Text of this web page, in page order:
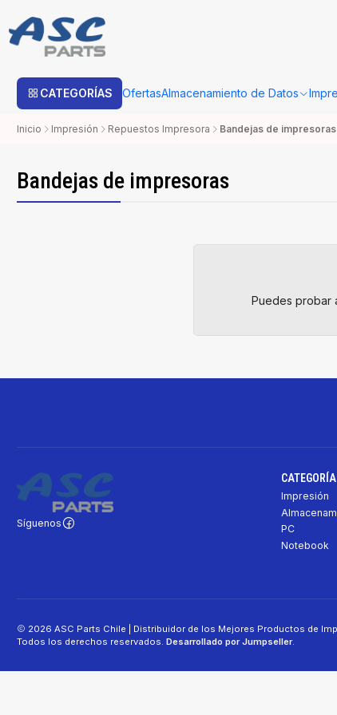
CATEGORÍAS OfertasAlmacenamiento de Datos
Estimado cliente: Una vez su compra sea
Inicio Impresión Repuestos Impresora Bandejas de impresoras
Bandejas de impresoras
Puedes probar
Síguenos
Impresión
PC
Notebook
2026 ASC Parts Chile | Distribuidor de los Mejores Productos de
Todos los derechos reservados. Desarrollado por Jumpseller.